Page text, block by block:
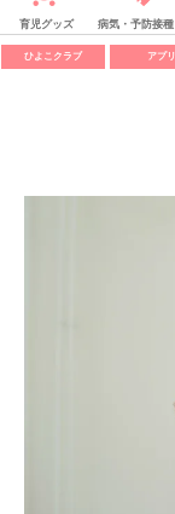
育児グッズ 病気・予防接種
ひよこクラブ アプリ